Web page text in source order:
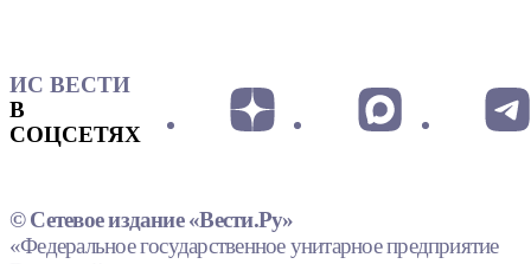
ИС ВЕСТИ
В
СОЦСЕТЯХ
© Сетевое издание «Вести.Ру»
«Федеральное государственное унитарное предприятие